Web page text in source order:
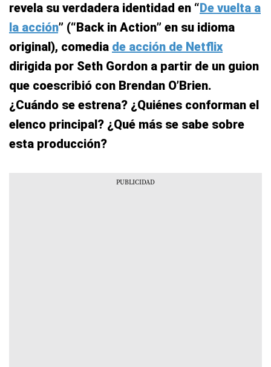
revela su verdadera identidad en “De vuelta a
la acción” (“Back in Action” en su idioma
original), comedia de acción de Netflix
dirigida por Seth Gordon a partir de un guion
que coescribió con Brendan O’Brien.
¿Cuándo se estrena? ¿Quiénes conforman el
elenco principal? ¿Qué más se sabe sobre
esta producción?